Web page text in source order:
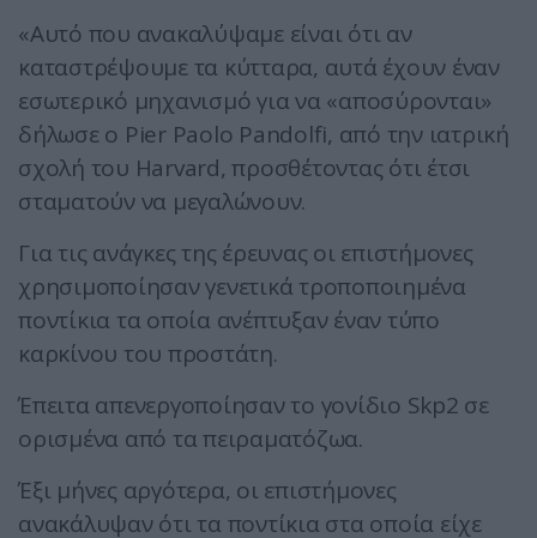
«Αυτό που ανακαλύψαμε είναι ότι αν
καταστρέψουμε τα κύτταρα, αυτά έχουν έναν
εσωτερικό μηχανισμό για να «αποσύρονται»
δήλωσε ο Pier Paolo Pandolfi, από την ιατρική
σχολή του Harvard, προσθέτοντας ότι έτσι
σταματούν να μεγαλώνουν.
Για τις ανάγκες της έρευνας οι επιστήμονες
χρησιμοποίησαν γενετικά τροποποιημένα
ποντίκια τα οποία ανέπτυξαν έναν τύπο
καρκίνου του προστάτη.
Έπειτα απενεργοποίησαν το γονίδιο Skp2 σε
ορισμένα από τα πειραματόζωα.
Έξι μήνες αργότερα, οι επιστήμονες
ανακάλυψαν ότι τα ποντίκια στα οποία είχε